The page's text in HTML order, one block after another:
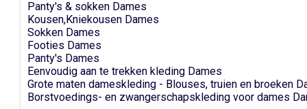
Panty's & sokken Dames
Kousen,Kniekousen Dames
Sokken Dames
Footies Dames
Panty's Dames
Eenvoudig aan te trekken kleding Dames
Grote maten dameskleding - Blouses, truien en broeken
Borstvoedings- en zwangerschapskleding voor dames